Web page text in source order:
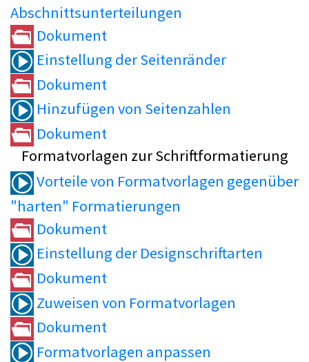
Abschnittsunterteilungen
Dokument
Einstellung der Seitenränder
Dokument
Hinzufügen von Seitenzahlen
Dokument
Formatvorlagen zur Schriftformatierung
Vorteile von Formatvorlagen gegenüber
"harten" Formatierungen
Dokument
Einstellung der Designschriftarten
Dokument
Zuweisen von Formatvorlagen
Dokument
Formatvorlagen anpassen